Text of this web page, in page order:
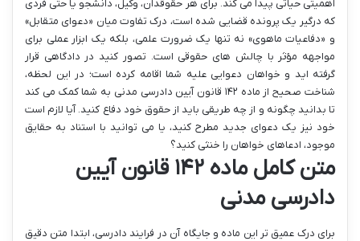
اهمیتی حیاتی پیدا می کند. برای هر حقوقدان، وکیل، دانشجو یا حتی فردی
که درگیر یک پرونده قضایی شده است، درک تفاوت میان «دعوای متقابل»
و «دفاعیات ماهوی» نه تنها یک ضرورت علمی، بلکه یک ابزار عملی برای
مواجهه مؤثر با چالش های حقوقی است. تصور کنید در دادگاهی قرار
گرفته اید و خواهان دعوایی علیه شما اقامه کرده است؛ در این لحظه،
شناخت صحیح از ماده ۱۴۲ قانون آیین دادرسی مدنی به شما کمک می کند
تا بدانید چگونه و از چه طریقی باید از حقوق خود دفاع کنید. آیا لازم است
خود نیز یک دعوای جدید مطرح کنید، یا می توانید با استناد به حقایق
موجود، ادعاهای خواهان را خنثی کنید؟
متن کامل ماده ۱۴۲ قانون آیین
دادرسی مدنی
برای درک عمیق تر این ماده و جایگاه آن در فرایند دادرسی، ابتدا متن دقیق